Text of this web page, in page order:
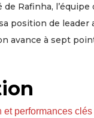
de Rafinha,
position de leader
avance à sept
et performances clés